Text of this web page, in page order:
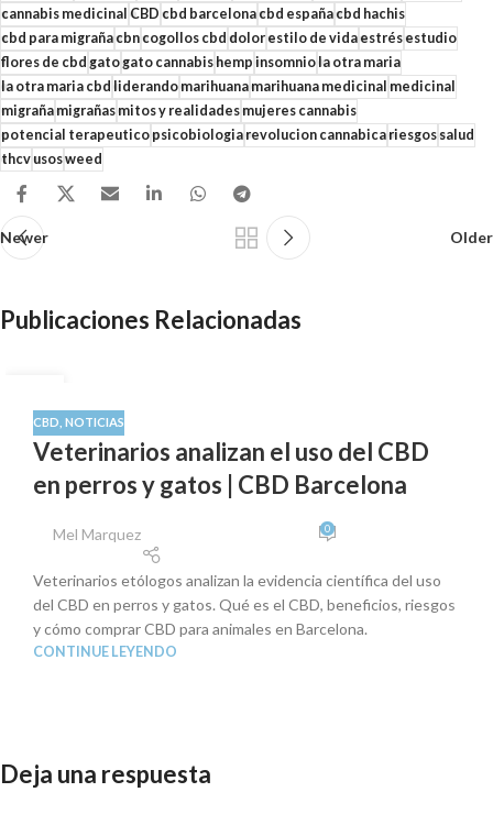
cannabis medicinal CBD cbd barcelonacbd españacbd hachis
cbd para migrañacbncogollos cbd dolorestilo de vidaestrésestudio
flores de cbd gatogato cannabishemp insomniola otra maria
la otra maria cbd liderandomarihuanamarihuana medicinal medicinal
migrañamigrañasmitos y realidadesmujeres cannabis
potencial terapeuticopsicobiologiarevolucion cannabicariesgossalud
thcvusosweed
Newer Older
Publicaciones Relacionadas
DIC
CBD NOTICIAS
Veterinarios analizan el uso del CBD
en perros y gatos | CBD Barcelona
Mel Marquez 0
Veterinarios etólogos analizan la evidencia científica del uso
del CBD en perros y gatos. Qué es el CBD, beneficios, riesgos
y cómo comprar CBD para animales en Barcelona.
CONTINUE LEYENDO
Deja una respuesta